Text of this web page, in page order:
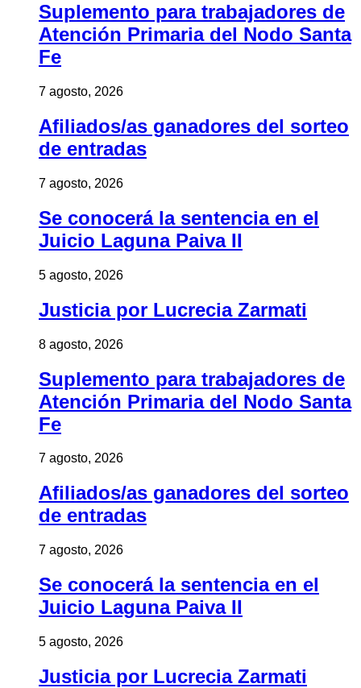
Suplemento para trabajadores de
Atención Primaria del Nodo Santa
Fe
7 agosto, 2026
Afiliados/as ganadores del sorteo
de entradas
7 agosto, 2026
Se conocerá la sentencia en el
Juicio Laguna Paiva II
5 agosto, 2026
Justicia por Lucrecia Zarmati
8 agosto, 2026
Suplemento para trabajadores de
Atención Primaria del Nodo Santa
Fe
7 agosto, 2026
Afiliados/as ganadores del sorteo
de entradas
7 agosto, 2026
Se conocerá la sentencia en el
Juicio Laguna Paiva II
5 agosto, 2026
Justicia por Lucrecia Zarmati